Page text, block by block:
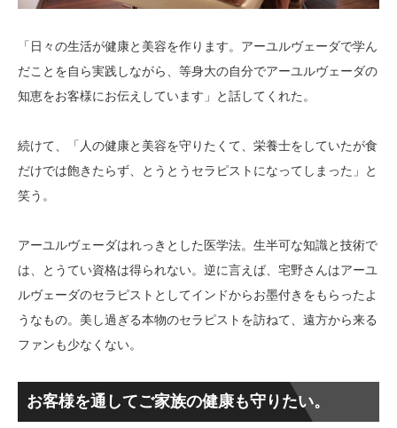
「日々の生活が健康と美容を作ります。アーユルヴェーダで学ん
だことを自ら実践しながら、等身大の自分でアーユルヴェーダの
知恵をお客様にお伝えしています」と話してくれた。
続けて、「人の健康と美容を守りたくて、栄養士をしていたが食
だけでは飽きたらず、とうとうセラピストになってしまった」と
笑う。
アーユルヴェーダはれっきとした医学法。生半可な知識と技術で
は、とうてい資格は得られない。逆に言えば、宅野さんはアーユ
ルヴェーダのセラピストとしてインドからお墨付きをもらったよ
うなもの。美し過ぎる本物のセラピストを訪ねて、遠方から来る
ファンも少なくない。
お客様を通してご家族の健康も守りたい。